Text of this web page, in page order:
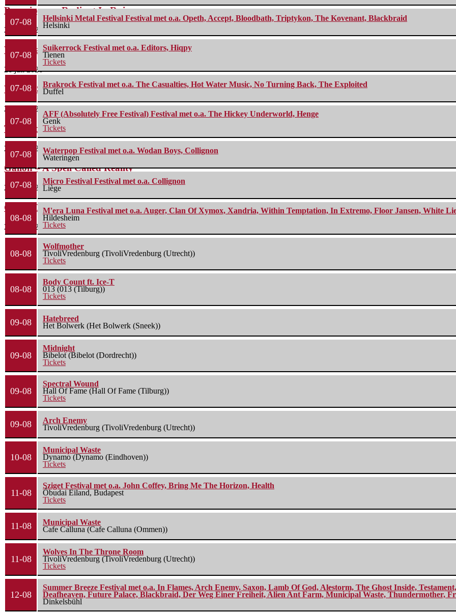
Boneripper – Radiant In Ruin
27 juli 2026
Waterparks – Jinx
26 juli 2026
Wailin’ Storms – The Arsonist
26 juli 2026
The Fifth Alliance – Stenahoria
22 juli 2026
Gallon – A Spell Called Reality
22 juli 2026
Green Carnation – A Dark Poem II: Sanguis
20 juli 2026
07-08
Hellsinki Metal Festival Festival met o.a. Opeth, Accept, Bloodbath, Triptykon, The Kovenant, Blackbraid
Helsinki
07-08
Suikerrock Festival met o.a. Editors, Hiqpy
Tienen
Tickets
07-08
Brakrock Festival met o.a. The Casualties, Hot Water Music, No Turning Back, The Exploited
Duffel
07-08
AFF (Absolutely Free Festival) Festival met o.a. The Hickey Underworld, Henge
Genk
Tickets
07-08
Waterpop Festival met o.a. Wodan Boys, Collignon
Wateringen
07-08
Micro Festival Festival met o.a. Collignon
Liège
08-08
M'era Luna Festival met o.a. Auger, Clan Of Xymox, Xandria, Within Temptation, In Extremo, Floor Jansen, White
Hildesheim
Tickets
08-08
Wolfmother
TivoliVredenburg (TivoliVredenburg (Utrecht))
Tickets
08-08
Body Count ft. Ice-T
013 (013 (Tilburg))
Tickets
09-08
Hatebreed
Het Bolwerk (Het Bolwerk (Sneek))
09-08
Midnight
Bibelot (Bibelot (Dordrecht))
Tickets
09-08
Spectral Wound
Hall Of Fame (Hall Of Fame (Tilburg))
Tickets
09-08
Arch Enemy
TivoliVredenburg (TivoliVredenburg (Utrecht))
10-08
Municipal Waste
Dynamo (Dynamo (Eindhoven))
Tickets
11-08
Sziget Festival met o.a. John Coffey, Bring Me The Horizon, Health
Óbudai Eiland, Budapest
Tickets
11-08
Municipal Waste
Cafe Calluna (Cafe Calluna (Ommen))
11-08
Wolves In The Throne Room
TivoliVredenburg (TivoliVredenburg (Utrecht))
Tickets
12-08
Summer Breeze Festival met o.a. In Flames, Arch Enemy, Saxon, Lamb Of God, Alestorm, The Ghost Inside,
Deafheaven, Future Palace, Blackbraid, Der Weg Einer Freiheit, Alien Ant Farm, Municipal Waste, Thundermother,
Dinkelsbühl